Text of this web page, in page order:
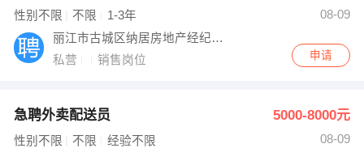
性别不限 不限 1-3年
08-09
丽江市古城区纳居房地产经纪有限公司
私营
销售岗位 申请
急聘外卖配送员 5000-8000元
性别不限 不限 经验不限 08-09